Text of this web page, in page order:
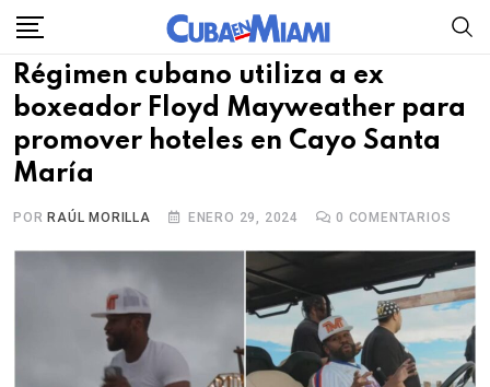
Skip
content
Régimen cubano utiliza a ex
boxeador Floyd Mayweather para
promover hoteles en Cayo Santa
María
POR RAÚL MORILLA ENERO 29, 2024 0 COMENTARIOS